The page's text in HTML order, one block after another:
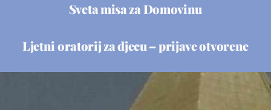
Sveta misa za Domovinu
Ljetni oratorij za djecu – prijave otvorene